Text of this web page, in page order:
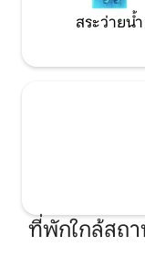
สระว่ายน้ำ
ที่พักใกล้สถ